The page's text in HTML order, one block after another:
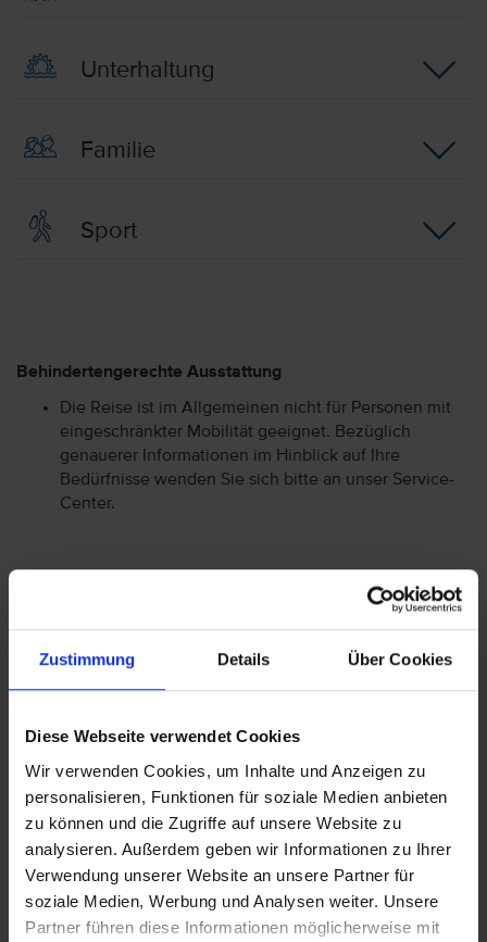
Zustimmung Details Über Cookies
Diese Webseite verwendet Cookies
Wir verwenden Cookies, um Inhalte und Anzeigen zu
personalisieren, Funktionen für soziale Medien anbieten
zu können und die Zugriffe auf unsere Website zu
analysieren. Außerdem geben wir Informationen zu Ihrer
Verwendung unserer Website an unsere Partner für
soziale Medien, Werbung und Analysen weiter. Unsere
Partner führen diese Informationen möglicherweise mit
Unterhaltung
Familie
Sport
Behindertengerechte Ausstattung
Die Reise ist im Allgemeinen nicht für Personen mit
eingeschränkter Mobilität geeignet. Bezüglich
genauerer Informationen im Hinblick auf Ihre
Bedürfnisse wenden Sie sich bitte an unser Service-
Center.
Landeskategorie: Aktuell liegen uns keine Kenntnisse
über die Landeskategorie vor.
Achtung: Bitte beachten Sie, dass der Check-In am
Flughafen bei einigen Fluggesellschaften kostenpflichtig
ist. Freigepäck und Verpflegung während des Fluges
können je nach Fluggesellschaft variieren. Informationen
erhalten Sie im Servicebereich unter Rund um die Reise bei
Informationen zu Fluggesellschaften
Gepäckinformationen